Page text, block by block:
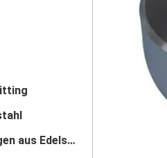
Rohrverschraubungen aus Edelstahl